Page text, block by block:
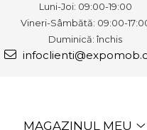
Luni-Joi: 09:00-19:00
Vineri-Sâmbătă: 09:00-
Duminică: închis
MAGAZINUL MEU